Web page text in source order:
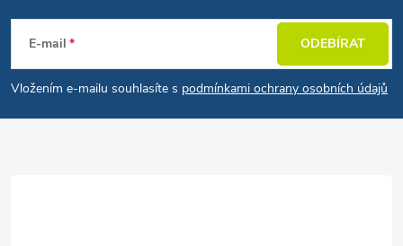
E-mail
Vložením e-mailu souhlasíte s podmínkami ochrany osobních údajů
ODEBÍRAT